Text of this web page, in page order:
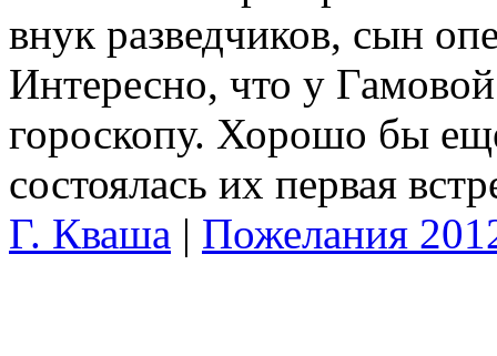
внук разведчиков, сын
Интересно, что у
гороскопу. Хорошо бы
состоялась их первая
Г. Кваша | Пожелания